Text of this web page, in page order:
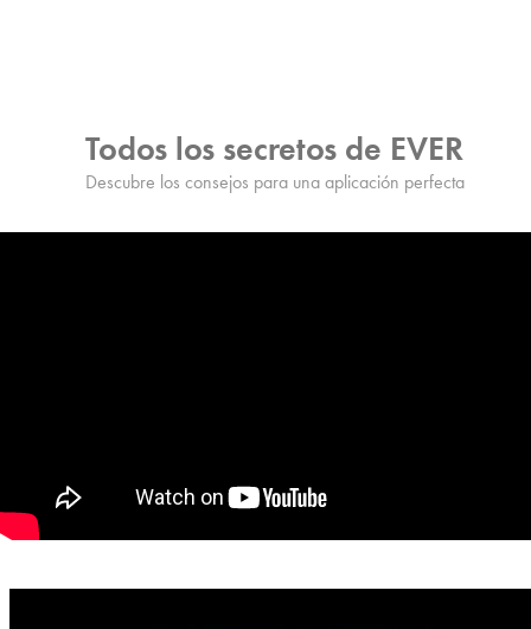
Todos los secretos de EVER
Descubre los consejos para una aplicación perfecta